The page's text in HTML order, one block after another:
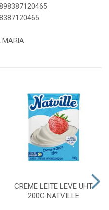
MARIA
CREME LEITE LEVE UHT
200G NATVILLE